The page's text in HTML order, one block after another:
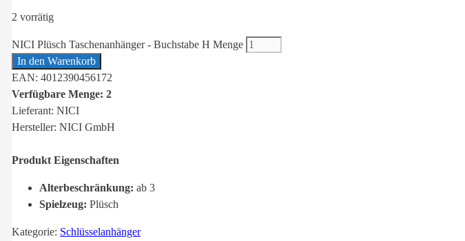
2 vorrätig
NICI Plüsch Taschenanhänger - Buchstabe H Menge
In den Warenkorb
EAN: 4012390456172
Verfügbare Menge: 2
Lieferant: NICI
Hersteller: NICI GmbH
Produkt Eigenschaften
Alterbeschränkung: ab 3
Spielzeug: Plüsch
Kategorie: Schlüsselanhänger